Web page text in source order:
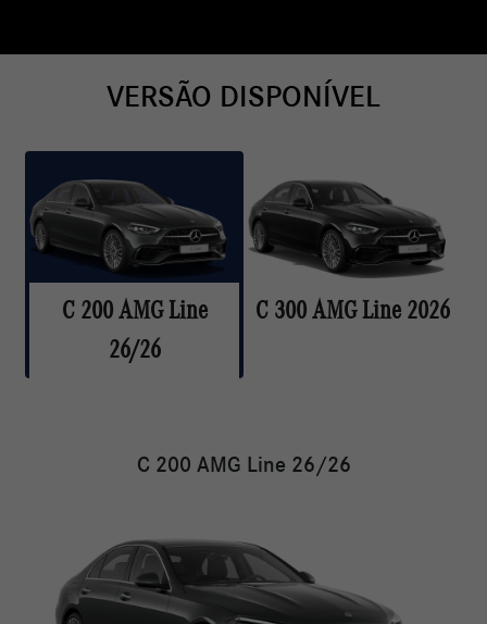
VERSÃO DISPONÍVEL
C 200 AMG Line
26/26
C 300 AMG Line 2026
C 200 AMG Line 26/26